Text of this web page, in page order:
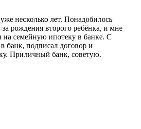
несколько лет. Понадобилось
рождения второго ребёнка, и мне
на семейную ипотеку в банке. С
банк, подписал договор и
Приличный банк, советую.